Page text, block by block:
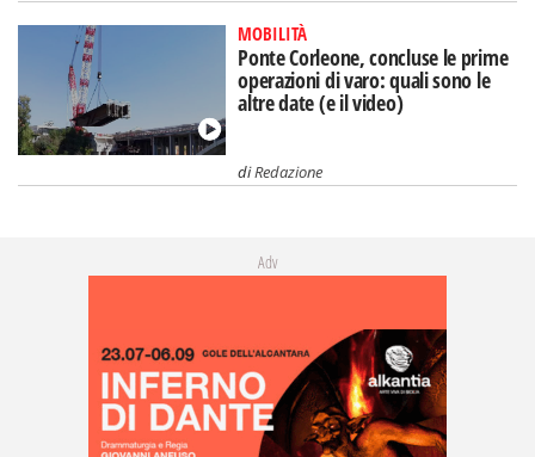
MOBILITÀ
Ponte Corleone, concluse le prime
operazioni di varo: quali sono le
altre date (e il video)
diRedazione
Adv